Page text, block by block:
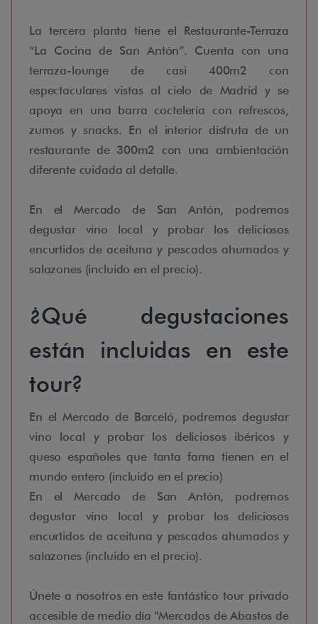
La tercera planta tiene el Restaurante-Terraza
“La Cocina de San Antón”. Cuenta con una
terraza-lounge de casi 400m2 con
espectaculares vistas al cielo de Madrid y se
apoya en una barra coctelería con refrescos,
zumos y snacks. En el interior disfruta de un
restaurante de 300m2 con una ambientación
diferente cuidada al detalle.
En el Mercado de San Antón, podremos
degustar vino local y probar los deliciosos
encurtidos de aceituna y pescados ahumados y
salazones (incluido en el precio).
¿Qué degustaciones
están incluidas en este
tour?
En el Mercado de Barceló, podremos degustar
vino local y probar los deliciosos ibéricos y
queso españoles que tanta fama tienen en el
mundo entero (incluido en el precio)
En el Mercado de San Antón, podremos
degustar vino local y probar los deliciosos
encurtidos de aceituna y pescados ahumados y
salazones (incluido en el precio).
Únete a nosotros en este fantástico tour privado
accesible de medio día "Mercados de Abastos de